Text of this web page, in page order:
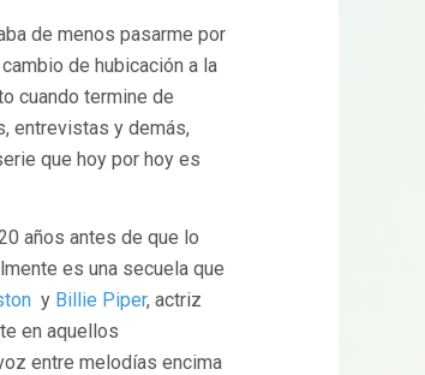
de menos pasarme por
de hubicación a la
cuando termine de
entrevistas y demás,
que hoy por hoy es
años antes de que lo
es una secuela que
y Billie Piper, actriz
en aquellos
entre melodías encima